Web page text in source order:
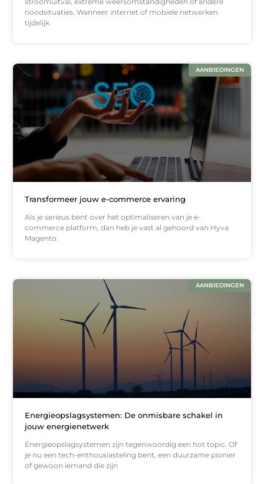
noodsituaties. Wanneer internet of mobiele netwerken
tijdelijk
AANBIEDINGEN
Transformeer jouw e-commerce ervaring
Als je serieus bent over het optimaliseren van je e-
commerce platform, dan heb je vast al gehoord van Hyva
Magento.
AANBIEDINGEN
Energieopslagsystemen: De onmisbare schakel in
jouw energienetwerk
Energieopslagsystemen zijn tegenwoordig een hot topic. Of
je nu een tech-enthousiasteling bent, een duurzame pionier
of gewoon iemand die zijn